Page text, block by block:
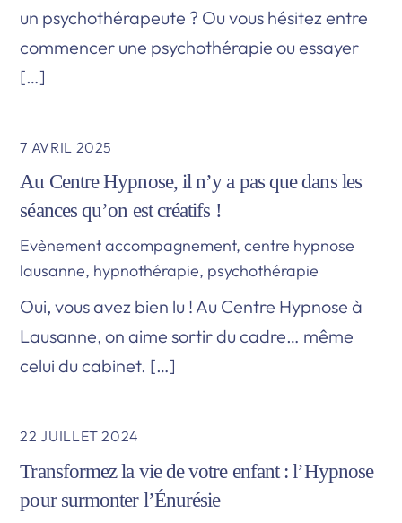
un psychothérapeute ? Ou vous hésitez entre
commencer une psychothérapie ou essayer
[…]
7 AVRIL 2025
Au Centre Hypnose, il n’y a pas que dans les
séances qu’on est créatifs !
Evènementaccompagnement,centre hypnose
lausanne, hypnothérapie, psychothérapie
Oui, vous avez bien lu ! Au Centre Hypnose à
Lausanne, on aime sortir du cadre… même
celui du cabinet. […]
22 JUILLET 2024
Transformez la vie de votre enfant : l’Hypnose
pour surmonter l’Énurésie